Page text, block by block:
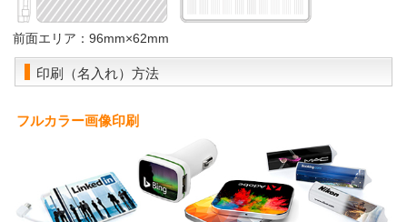
前面エリア：96mm×62mm
印刷（名入れ）方法
フルカラー画像印刷